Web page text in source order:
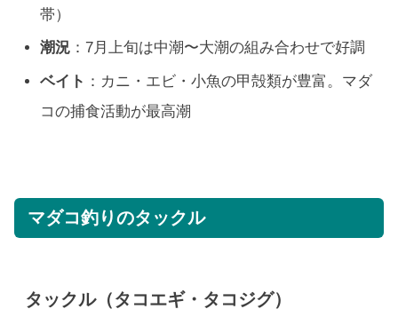
帯）
潮況 ：7月上旬は中潮〜大潮の組み合わせで好調
ベイト ：カニ・エビ・小魚の甲殻類が豊富。マダ
コの捕食活動が最高潮
マダコ釣りのタックル
タックル（タコエギ・タコジグ）